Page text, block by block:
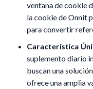
ventana de cookie
la cookie de Onnit
para convertir
Característica
suplemento diario
buscan una
ofrece una amplia